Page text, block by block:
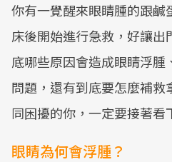
你有一覺醒來眼睛腫的跟鹹
床後開始進行急救，好讓出
底哪些原因會造成眼睛浮
問題，還有到底要怎麼補
同困擾的你，一定要接著看
眼睛為何會浮腫？